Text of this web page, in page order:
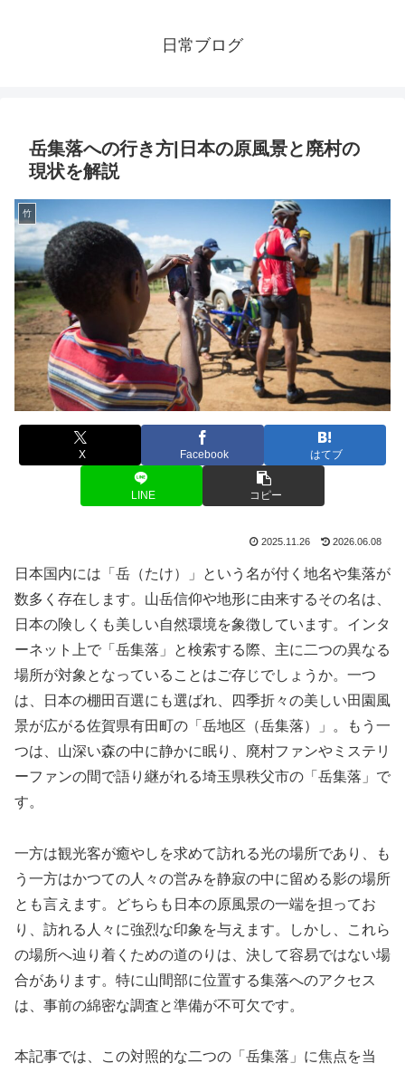
日常ブログ
岳集落への行き方|日本の原風景と廃村の
現状を解説
竹
X Facebook はてブ
LINE コピー
2025.11.26 2026.06.08
日本国内には「岳（たけ）」という名が付く地名や集落が
数多く存在します。山岳信仰や地形に由来するその名は、
日本の険しくも美しい自然環境を象徴しています。インタ
ーネット上で「岳集落」と検索する際、主に二つの異なる
場所が対象となっていることはご存じでしょうか。一つ
は、日本の棚田百選にも選ばれ、四季折々の美しい田園風
景が広がる佐賀県有田町の「岳地区（岳集落）」。もう一
つは、山深い森の中に静かに眠り、廃村ファンやミステリ
ーファンの間で語り継がれる埼玉県秩父市の「岳集落」で
す。
一方は観光客が癒やしを求めて訪れる光の場所であり、も
う一方はかつての人々の営みを静寂の中に留める影の場所
とも言えます。どちらも日本の原風景の一端を担ってお
り、訪れる人々に強烈な印象を与えます。しかし、これら
の場所へ辿り着くための道のりは、決して容易ではない場
合があります。特に山間部に位置する集落へのアクセス
は、事前の綿密な調査と準備が不可欠です。
本記事では、この対照的な二つの「岳集落」に焦点を当